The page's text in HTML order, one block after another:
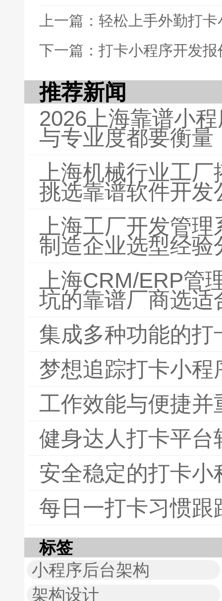
上一篇：轻松上手外勤打
下一篇：打卡小程序开发报
推荐新闻
2026上海靠谱小
与专业度都要衡量
上海机械行业工
挑选靠谱软件开发
上海工厂开发管
制造企业选型经验
上海CRM/ERP管
坑的靠谱厂商选适
集成多种功能的
梦想追踪打卡小程
工作效能与便捷
健身达人打卡平台
安全稳定的打卡小
每日一打卡习惯跟
标签
小程序后台架构
架构设计